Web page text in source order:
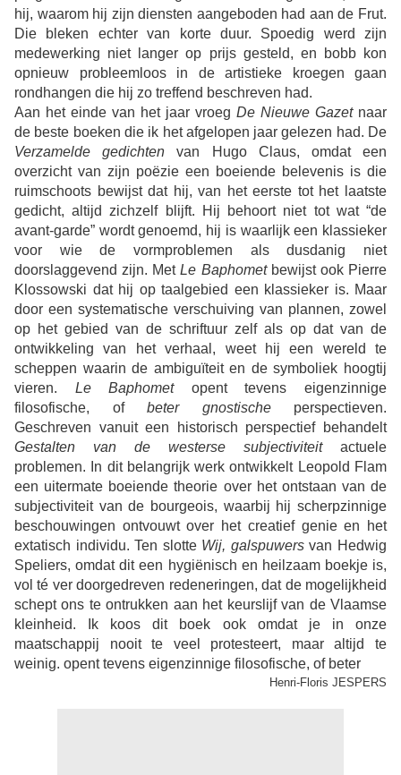
hij, waarom hij zijn diensten aangeboden had aan de Frut.
Die bleken echter van korte duur. Spoedig werd zijn
medewerking niet langer op prijs gesteld, en bobb kon
opnieuw probleemloos in de artistieke kroegen gaan
rondhangen die hij zo treffend beschreven had.
Aan het einde van het jaar vroeg De Nieuwe Gazetnaar
de beste boeken die ik het afgelopen jaar gelezen had. De
Verzamelde gedichten van Hugo Claus, omdat een
overzicht van zijn poëzie een boeiende belevenis is die
ruimschoots bewijst dat hij, van het eerste tot het laatste
gedicht, altijd zichzelf blijft. Hij behoort niet tot wat “de
avant-garde” wordt genoemd, hij is waarlijk een klassieker
voor wie de vormproblemen als dusdanig niet
doorslaggevend zijn. MetLe Baphometbewijst ook Pierre
Klossowski dat hij op taalgebied een klassieker is. Maar
door een systematische verschuiving van plannen, zowel
op het gebied van de schriftuur zelf als op dat van de
ontwikkeling van het verhaal, weet hij een wereld te
scheppen waarin de ambiguïteit en de symboliek hoogtij
vieren. Le Baphometopent tevens eigenzinnige
filosofische, of beter gnostischeperspectieven.
Geschreven vanuit een historisch perspectief behandelt
Gestalten van de westerse subjectiviteitactuele
problemen. In dit belangrijk werk ontwikkelt Leopold Flam
een uitermate boeiende theorie over het ontstaan van de
subjectiviteit van de bourgeois, waarbij hij scherpzinnige
beschouwingen ontvouwt over het creatief genie en het
extatisch individu. Ten slotte Wij, galspuwersvan Hedwig
Speliers, omdat dit een hygiënisch en heilzaam boekje is,
vol té ver doorgedreven redeneringen, dat de mogelijkheid
schept ons te ontrukken aan het keurslijf van de Vlaamse
kleinheid. Ik koos dit boek ook omdat je in onze
maatschappij nooit te veel protesteert, maar altijd te
weinig. opent tevens eigenzinnige filosofische, of beter
Henri-Floris JESPERS